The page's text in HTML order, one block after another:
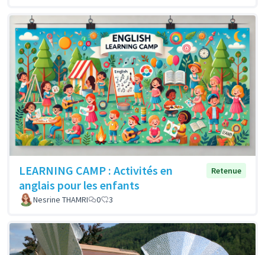
LEARNING CAMP : Activités en
anglais pour les enfants
Retenue
Nesrine THAMRI 0 3